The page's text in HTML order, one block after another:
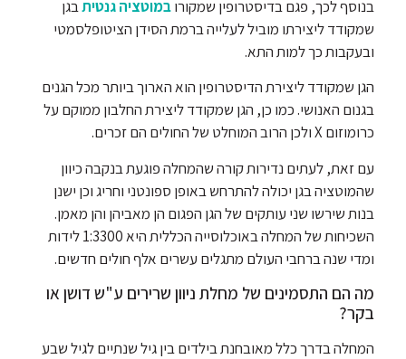
בנוסף לכך, פגם בדיסטרופין שמקורובמוטציה גנטיתבגן
שמקודד ליצירתו מוביל לעלייה ברמת הסידן הציטופלסמטי
ובעקבות כך למות התא.
הגן שמקודד ליצירת הדיסטרופין הוא הארוך ביותר מכל הגנים
בגנום האנושי. כמו כן, הגן שמקודד ליצירת החלבון ממוקם על
כרומוזום X ולכן הרוב המוחלט של החולים הם זכרים.
עם זאת, לעתים נדירות קורה שהמחלה פוגעת בנקבה כיוון
שהמוטציה בגן יכולה להתרחש באופן ספונטני וחריג וכן ישנן
בנות שירשו שני עותקים של הגן הפגום הן מאביהן והן מאמן.
השכיחות של המחלה באוכלוסייה הכללית היא 1:3300 לידות
ומדי שנה ברחבי העולם מתגלים עשרים אלף חולים חדשים.
מה הם התסמינים של מחלת ניוון שרירים ע"ש דושן או
בקר?
המחלה בדרך כלל מאובחנת בילדים בין גיל שנתיים לגיל שבע